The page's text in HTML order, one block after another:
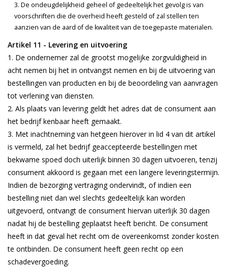
De ondeugdelijkheid geheel of gedeeltelijk het gevolg is van
voorschriften die de overheid heeft gesteld of zal stellen ten
aanzien van de aard of de kwaliteit van de toegepaste materialen.
Artikel 11 - Levering en uitvoering
De ondernemer zal de grootst mogelijke zorgvuldigheid in
acht nemen bij het in ontvangst nemen en bij de uitvoering van
bestellingen van producten en bij de beoordeling van aanvragen
tot verlening van diensten.
Als plaats van levering geldt het adres dat de consument aan
het bedrijf kenbaar heeft gemaakt.
Met inachtneming van hetgeen hierover in lid 4 van dit artikel
is vermeld, zal het bedrijf geaccepteerde bestellingen met
bekwame spoed doch uiterlijk binnen 30 dagen uitvoeren, tenzij
consument akkoord is gegaan met een langere leveringstermijn.
Indien de bezorging vertraging ondervindt, of indien een
bestelling niet dan wel slechts gedeeltelijk kan worden
uitgevoerd, ontvangt de consument hiervan uiterlijk 30 dagen
nadat hij de bestelling geplaatst heeft bericht. De consument
heeft in dat geval het recht om de overeenkomst zonder kosten
te ontbinden. De consument heeft geen recht op een
schadevergoeding.